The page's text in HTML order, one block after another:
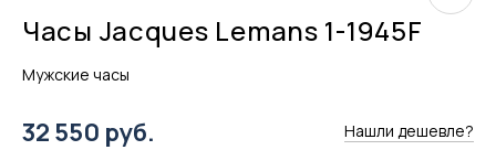
Часы Jacques Lemans 1-1945F
Мужские часы
32 550 руб. Нашли дешевле?